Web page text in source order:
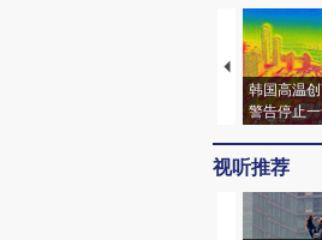
韩国高温
警告停止
视听推荐